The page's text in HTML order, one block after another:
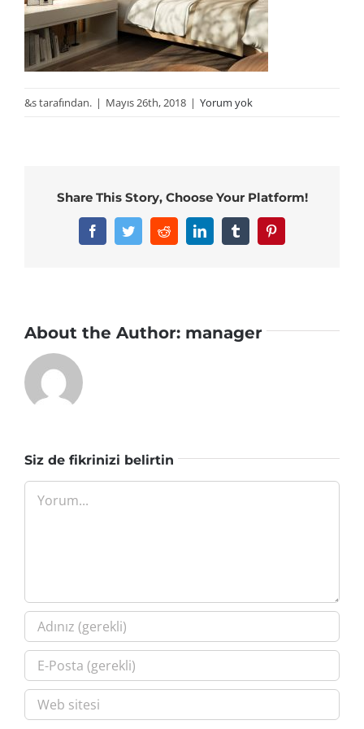
&s tarafından. | Mayıs 26th, 2018 | Yorum yok
Share This Story, Choose Your Platform!
FacebookTwitterRedditLinkedInTumblrPinterest
About the Author: manager
Siz de fikrinizi belirtin